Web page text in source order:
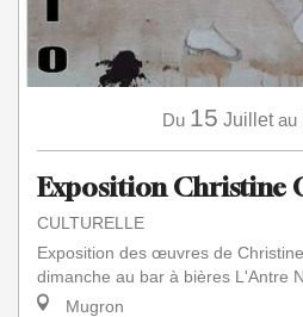
Du 15 Juillet au
Exposition Christine
CULTURELLE
Exposition des œuvres de
dimanche au bar à bières L'Antre
Mugron